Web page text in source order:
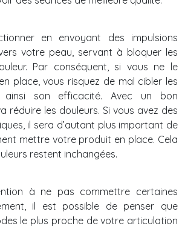
en envoyant des impulsions
votre peau, servant à bloquer les
Par conséquent, si vous ne le
place, vous risquez de mal cibler les
ainsi son efficacité. Avec un bon
réduire les douleurs. Si vous avez des
il sera d’autant plus important de
mettre votre produit en place. Cela
restent inchangées.
à ne pas commettre certaines
il est possible de penser que
le plus proche de votre articulation